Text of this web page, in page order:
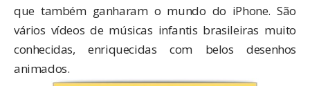
que também ganharam o mundo do iPhone. São
vários vídeos de músicas infantis brasileiras muito
conhecidas, enriquecidas com belos desenhos
animados.